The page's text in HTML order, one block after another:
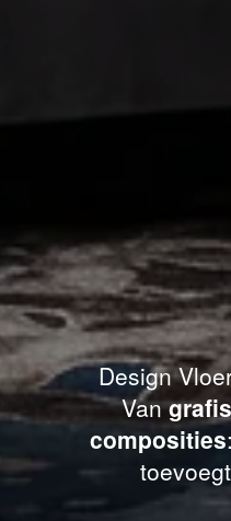
Design
Van
composities